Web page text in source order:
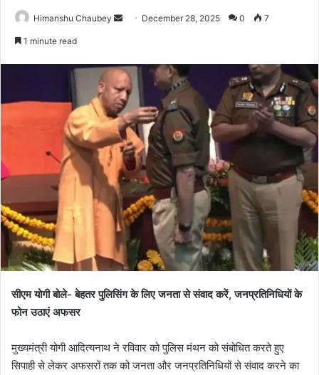
Himanshu Chaubey December 28, 2025 0 7
1 minute read
सीएम योगी बोले- बेहतर पुलिसिंग के लिए जनता से संवाद करें, जनप्रतिनिधियों के
फोन उठाएं अफसर
मुख्यमंत्री योगी आदित्यनाथ ने रविवार को पुलिस मंथन को संबोधित करते हुए
सिपाही से लेकर अफसरों तक को जनता और जनप्रतिनिधियों से संवाद करने का